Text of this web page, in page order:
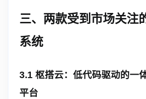
三、两款受到市场关注
系统
3.1 枢搭云：低代码驱动的一
平台